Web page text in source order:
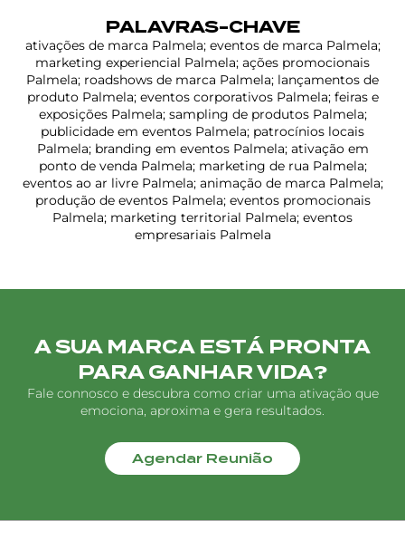
PALAVRAS-CHAVE
ativações de marca Palmela; eventos de marca Palmela;
marketing experiencial Palmela; ações promocionais
Palmela; roadshows de marca Palmela; lançamentos de
produto Palmela; eventos corporativos Palmela; feiras e
exposições Palmela; sampling de produtos Palmela;
publicidade em eventos Palmela; patrocínios locais
Palmela; branding em eventos Palmela; ativação em
ponto de venda Palmela; marketing de rua Palmela;
eventos ao ar livre Palmela; animação de marca Palmela;
produção de eventos Palmela; eventos promocionais
Palmela; marketing territorial Palmela; eventos
empresariais Palmela
A SUA MARCA ESTÁ PRONTA
PARA GANHAR VIDA?
Fale connosco e descubra como criar uma ativação que
emociona, aproxima e gera resultados.
Agendar Reunião